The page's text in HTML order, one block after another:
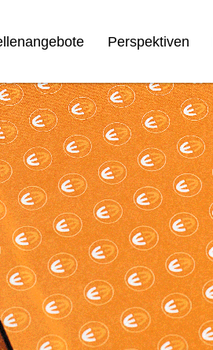
Perspektiven